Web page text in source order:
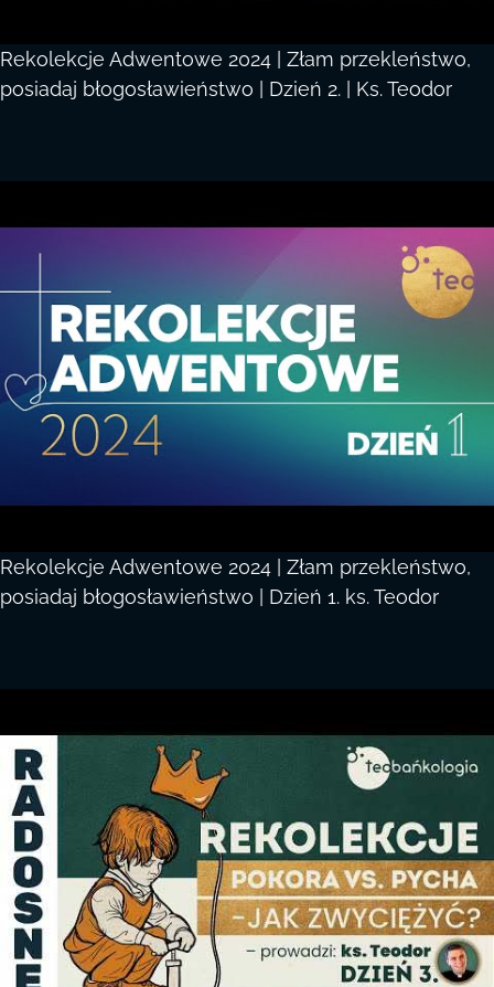
Rekolekcje Adwentowe 2024 | Złam przekleństwo,
posiadaj błogosławieństwo | Dzień 2. | Ks. Teodor
Rekolekcje Adwentowe 2024 | Złam przekleństwo,
posiadaj błogosławieństwo | Dzień 1. ks. Teodor